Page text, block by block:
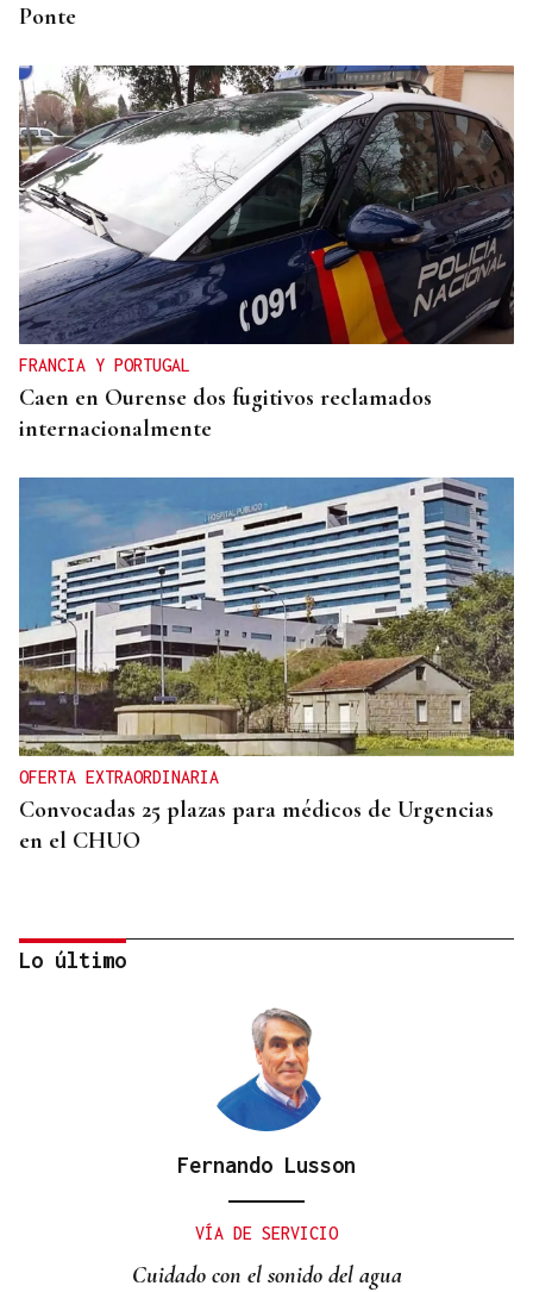
Ponte
FRANCIA Y PORTUGAL
Caen en Ourense dos fugitivos reclamados
internacionalmente
OFERTA EXTRAORDINARIA
Convocadas 25 plazas para médicos de Urgencias
en el CHUO
El Concello de Ourense, sitiado tras caer la
Lo último
Fernando Lusson
VÍA DE SERVICIO
Cuidado con el sonido del agua